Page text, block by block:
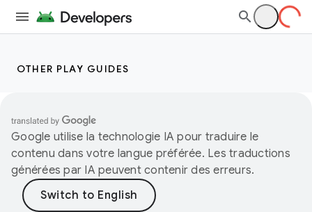
OTHER PLAY GUIDES
Google utilise la technologie IA pour traduire le
contenu dans votre langue préférée. Les traductions
générées par IA peuvent contenir des erreurs.